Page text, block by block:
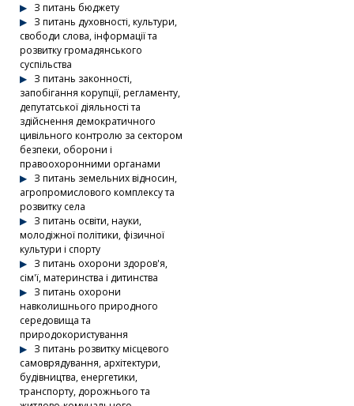
З питань бюджету
З питань духовності, культури,
свободи слова, інформації та
розвитку громадянського
суспільства
З питань законності,
запобігання корупції, регламенту,
депутатської діяльності та
здійснення демократичного
цивільного контролю за сектором
безпеки, оборони і
правоохоронними органами
З питань земельних відносин,
агропромислового комплексу та
розвитку села
З питань освіти, науки,
молодіжної політики, фізичної
культури і спорту
З питань охорони здоров'я,
сім'ї, материнства і дитинства
З питань охорони
навколишнього природного
середовища та
природокористування
З питань розвитку місцевого
самоврядування, архітектури,
будівництва, енергетики,
транспорту, дорожнього та